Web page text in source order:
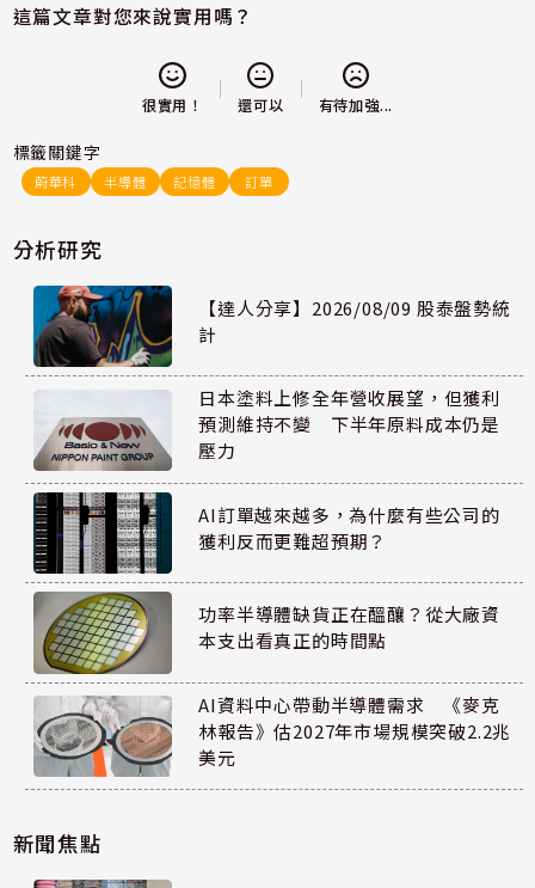
這篇文章對您來說實用嗎？
很實用！ 還可以 有待加強...
標籤關鍵字
蔚華科 半導體 記憶體 訂單
分析研究
【達人分享】2026/08/09 股泰盤勢統
計
日本塗料上修全年營收展望，但獲利
預測維持不變 下半年原料成本仍是
壓力
AI訂單越來越多，為什麼有些公司的
獲利反而更難超預期？
功率半導體缺貨正在醞釀？從大廠資
本支出看真正的時間點
AI資料中心帶動半導體需求 《麥克
林報告》估2027年市場規模突破2.2兆
美元
新聞焦點